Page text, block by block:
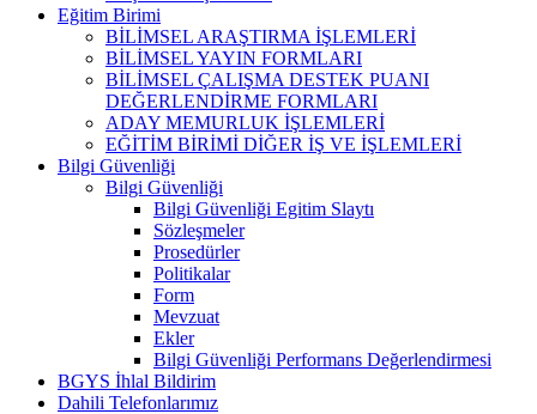
Eğitim Birimi
BİLİMSEL ARAŞTIRMA İŞLEMLERİ
BİLİMSEL YAYIN FORMLARI
BİLİMSEL ÇALIŞMA DESTEK PUANI
DEĞERLENDİRME FORMLARI
ADAY MEMURLUK İŞLEMLERİ
EĞİTİM BİRİMİ DİĞER İŞ VE İŞLEMLERİ
Bilgi Güvenliği
Bilgi Güvenliği
Bilgi Güvenliği Egitim Slaytı
Sözleşmeler
Prosedürler
Politikalar
Form
Mevzuat
Ekler
Bilgi Güvenliği Performans Değerlendirmesi
BGYS İhlal Bildirim
Dahili Telefonlarımız